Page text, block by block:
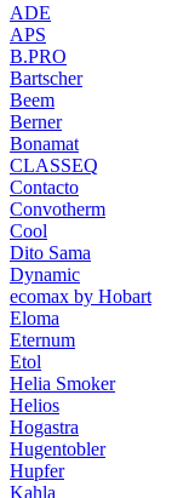
ADE
APS
B.PRO
Bartscher
Beem
Berner
Bonamat
CLASSEQ
Contacto
Convotherm
Cool
Dito Sama
Dynamic
ecomax by Hobart
Eloma
Eternum
Etol
Helia Smoker
Helios
Hogastra
Hugentobler
Hupfer
Kahla